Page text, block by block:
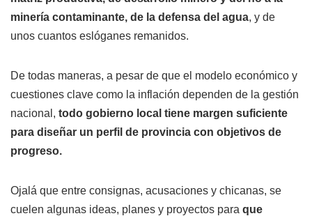
minería contaminante, de la defensa del agua, y de
unos cuantos eslóganes remanidos.
De todas maneras, a pesar de que el modelo económico y
cuestiones clave como la inflación dependen de la gestión
nacional, todo gobierno local tiene margen suficiente
para diseñar un perfil de provincia con objetivos de
progreso.
Ojalá que entre consignas, acusaciones y chicanas, se
cuelen algunas ideas, planes y proyectos para que